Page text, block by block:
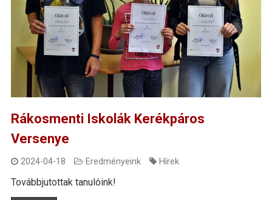
Rákosmenti Iskolák Kerékpáros
Versenye
2024-04-18 Eredményeink Hírek
Továbbjutottak tanulóink!